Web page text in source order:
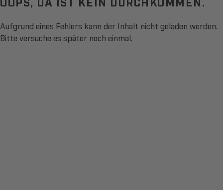
Aufgrund eines Fehlers kann der Inhalt nicht geladen werden.
Bitte versuche es später noch einmal.